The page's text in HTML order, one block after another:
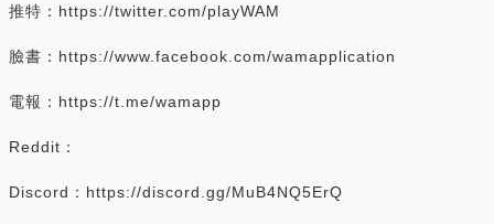
推特：https://twitter.com/playWAM
臉書：https://www.facebook.com/wamapplication
電報：https://t.me/wamapp
Reddit：
Discord：https://discord.gg/MuB4NQ5ErQ